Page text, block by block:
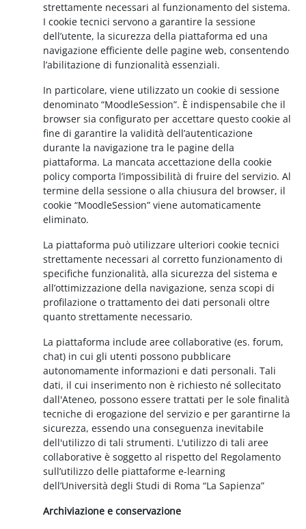
strettamente necessari al funzionamento del sistema.
I cookie tecnici servono a garantire la sessione
dell’utente, la sicurezza della piattaforma ed una
navigazione efficiente delle pagine web, consentendo
l’abilitazione di funzionalità essenziali.
In particolare, viene utilizzato un cookie di sessione
denominato “MoodleSession”. È indispensabile che il
browser sia configurato per accettare questo cookie al
fine di garantire la validità dell’autenticazione
durante la navigazione tra le pagine della
piattaforma. La mancata accettazione della cookie
policy comporta l’impossibilità di fruire del servizio. Al
termine della sessione o alla chiusura del browser, il
cookie “MoodleSession” viene automaticamente
eliminato.
La piattaforma può utilizzare ulteriori cookie tecnici
strettamente necessari al corretto funzionamento di
specifiche funzionalità, alla sicurezza del sistema e
all’ottimizzazione della navigazione, senza scopi di
profilazione o trattamento dei dati personali oltre
quanto strettamente necessario.
La piattaforma include aree collaborative (es. forum,
chat) in cui gli utenti possono pubblicare
autonomamente informazioni e dati personali. Tali
dati, il cui inserimento non è richiesto né sollecitato
dall'Ateneo, possono essere trattati per le sole finalità
tecniche di erogazione del servizio e per garantirne la
sicurezza, essendo una conseguenza inevitabile
dell'utilizzo di tali strumenti. L'utilizzo di tali aree
collaborative è soggetto al rispetto del Regolamento
sull’utilizzo delle piattaforme e-learning
dell’Università degli Studi di Roma “La Sapienza”
Archiviazione e conservazione